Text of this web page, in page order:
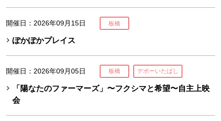
開催日：2026年09月15日 板橋
ぽかぽかプレイス
開催日：2026年09月05日 板橋 デポーいたばし
「陽なたのファーマーズ」〜フクシマと希望〜自主上映
会